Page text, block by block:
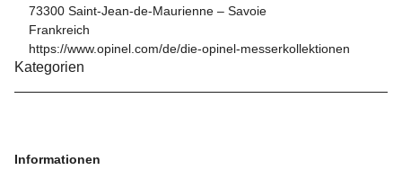
73300 Saint-Jean-de-Maurienne – Savoie
Frankreich
https://www.opinel.com/de/die-opinel-messerkollektionen
Kategorien
Informationen